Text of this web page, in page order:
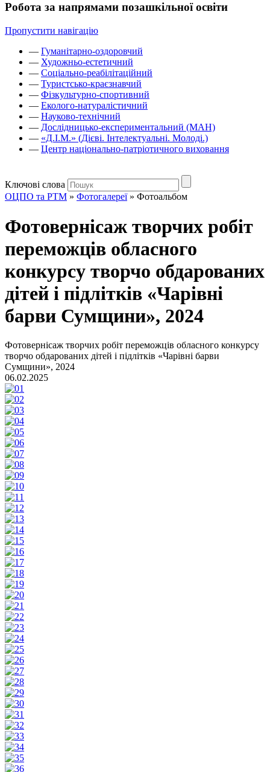
Робота за напрямами позашкільної освіти
Пропустити навігацію
— Гуманітарно-оздоровчий
— Художньо-естетичний
— Соціально-реабілітаційний
— Туристсько-краєзнавчий
— Фізкультурно-спортивний
— Еколого-натуралістичний
— Науково-технічний
— Дослідницько-експериментальний (МАН)
— «Д.І.М.» (Дієві. Інтелектуальні. Молоді.)
— Центр національно-патріотичного виховання
Ключові слова
ОЦПО та РТМ » Фотогалереї» Фотоальбом
Фотовернісаж творчих робіт
переможців обласного
конкурсу творчо обдарованих
дітей і підлітків «Чарівні
барви Сумщини», 2024
Фотовернісаж творчих робіт переможців обласного конкурсу
творчо обдарованих дітей і підлітків «Чарівні барви
Сумщини», 2024
06.02.2025